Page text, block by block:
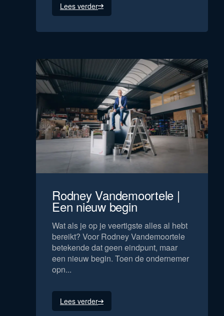
Lees verder
Rodney Vandemoortele |
Een nieuw begin
Wat als je op je veertigste alles al hebt
bereikt? Voor Rodney Vandemoortele
betekende dat geen eindpunt, maar
een nieuw begin. Toen de ondernemer
opn...
Lees verder